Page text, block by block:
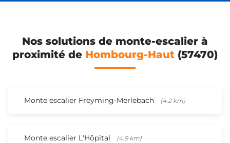
Nos solutions de monte-escalier à
proximité de Hombourg-Haut (57470)
Monte escalier Freyming-Merlebach (4.2 km)
Monte escalier L'Hôpital (4.9 km)